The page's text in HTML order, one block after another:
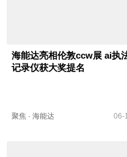
海能达亮相伦敦ccw展 ai执
记录仪获大奖提名
聚焦 · 海能达 06-